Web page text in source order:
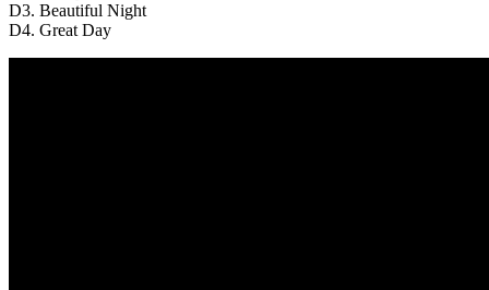
D3. Beautiful Night
D4. Great Day